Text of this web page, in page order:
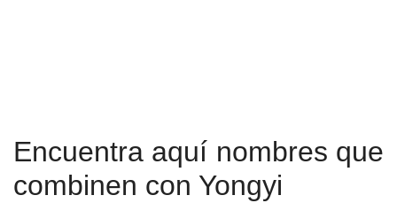
Encuentra aquí nombres que
combinen con Yongyi